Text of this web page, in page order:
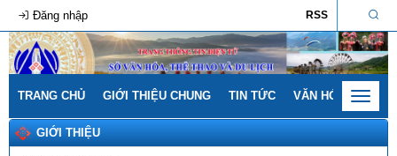
RSS
Đăng nhập
TRANG CHỦ GIỚI THIỆU CHUNG TIN TỨC VĂN HÓA - GIA
Toggle
GIỚI THIỆU